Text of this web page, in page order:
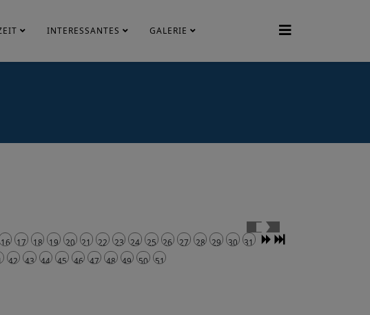
INTERESSANTES GALERIE
16 17 18 19 20 21 22 23 24 25 26 27 28 29 30
31
42 43 44 45 46 47 48 49 50 51